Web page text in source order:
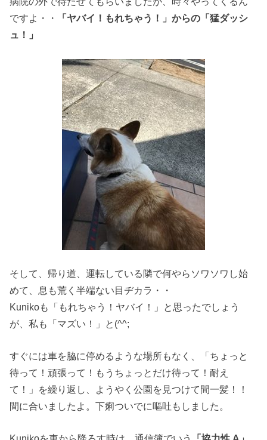
ですよ・・
「ヤバイ！もれちゃう！」からの「猛ダッシ
ュ！」
そして、帰り道、運転している隣で何やらソワソワし始
めて、息も荒く半端ない目ヂカラ・・
Kunikoも「もれちゃう！ヤバイ！」と思ったでしょう
が、私も「マズい！」と(^^;
すぐには車を脇に停めるような場所もなく、「ちょっと
待って！頑張って！もうちょっとだけ待って！耐え
て！」を繰り返し、ようやく公園を見つけて間一髪！！
間に合いましたよ。下痢ついでに嘔吐もしました。